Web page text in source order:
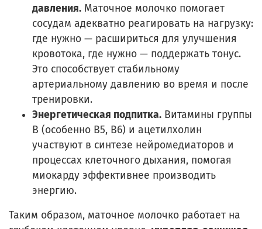
давления. Маточное молочко помогает
сосудам адекватно реагировать на нагрузку:
где нужно — расшириться для улучшения
кровотока, где нужно — поддержать тонус.
Это способствует стабильному
артериальному давлению во время и после
тренировки.
Энергетическая подпитка. Витамины группы
B (особенно B5, B6) и ацетилхолин
участвуют в синтезе нейромедиаторов и
процессах клеточного дыхания, помогая
миокарду эффективнее производить
энергию.
Таким образом, маточное молочко работает на